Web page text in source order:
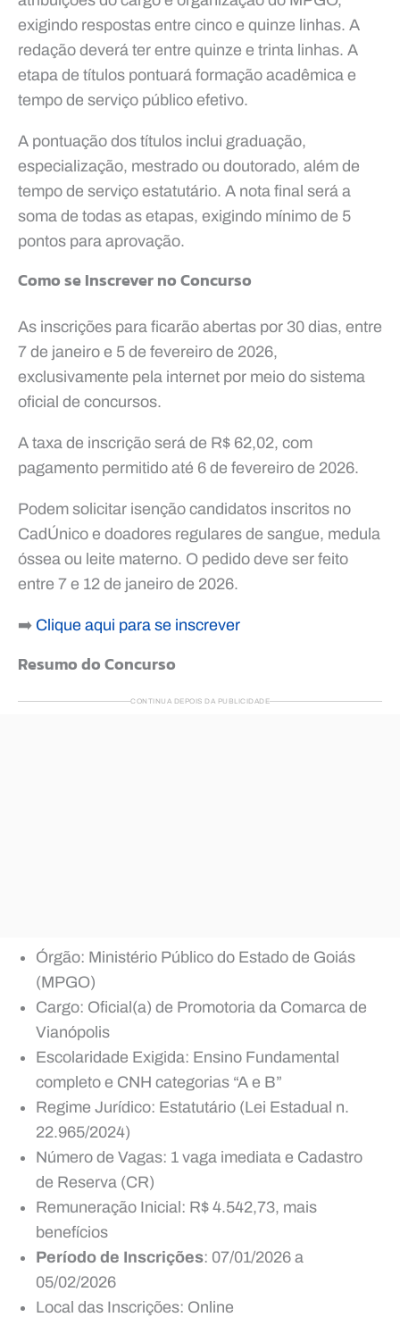
exigindo respostas entre cinco e quinze linhas. A
redação deverá ter entre quinze e trinta linhas. A
etapa de títulos pontuará formação acadêmica e
tempo de serviço público efetivo.
A pontuação dos títulos inclui graduação,
especialização, mestrado ou doutorado, além de
tempo de serviço estatutário. A nota final será a
soma de todas as etapas, exigindo mínimo de 5
pontos para aprovação.
Como se Inscrever no Concurso
As inscrições para ficarão abertas por 30 dias, entre
7 de janeiro e 5 de fevereiro de 2026,
exclusivamente pela internet por meio do sistema
oficial de concursos.
A taxa de inscrição será de R$ 62,02, com
pagamento permitido até 6 de fevereiro de 2026.
Podem solicitar isenção candidatos inscritos no
CadÚnico e doadores regulares de sangue, medula
óssea ou leite materno. O pedido deve ser feito
entre 7 e 12 de janeiro de 2026.
➡️ Clique aqui para se inscrever
Resumo do Concurso
CONTINUA DEPOIS DA PUBLICIDADE
Órgão: Ministério Público do Estado de Goiás
(MPGO)
Cargo: Oficial(a) de Promotoria da Comarca de
Vianópolis
Escolaridade Exigida: Ensino Fundamental
completo e CNH categorias “A e B”
Regime Jurídico: Estatutário (Lei Estadual n.
22.965/2024)
Número de Vagas: 1 vaga imediata e Cadastro
de Reserva (CR)
Remuneração Inicial: R$ 4.542,73, mais
benefícios
Período de Inscrições: 07/01/2026 a
05/02/2026
Local das Inscrições: Online